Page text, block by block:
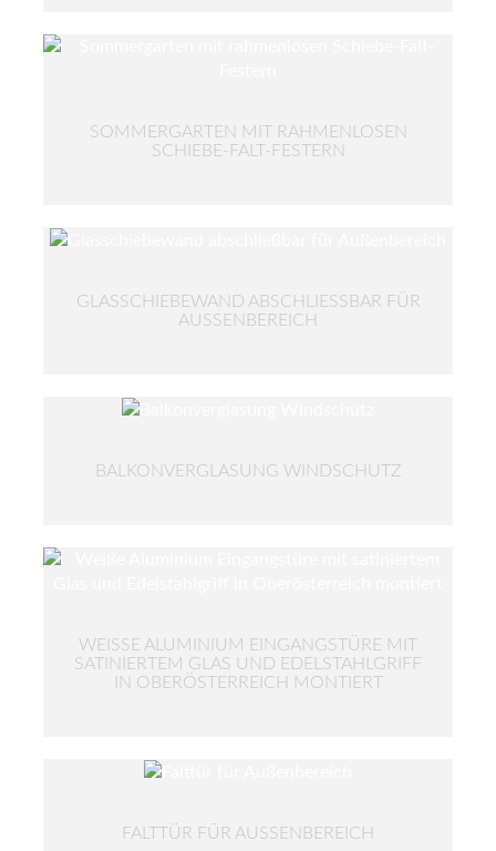
SOMMERGARTEN MIT RAHMENLOSEN
SCHIEBE-FALT-FESTERN
GLASSCHIEBEWAND ABSCHLIESSBAR FÜR A
USSENBEREICH
BALKONVERGLASUNG WINDSCHUTZ
WEISSE ALUMINIUM EINGANGSTÜRE MIT S
ATINIERTEM GLAS UND EDELSTAHLGRIFF I
N OBERÖSTERREICH MONTIERT
FALTTÜR FÜR AUSSENBEREICH